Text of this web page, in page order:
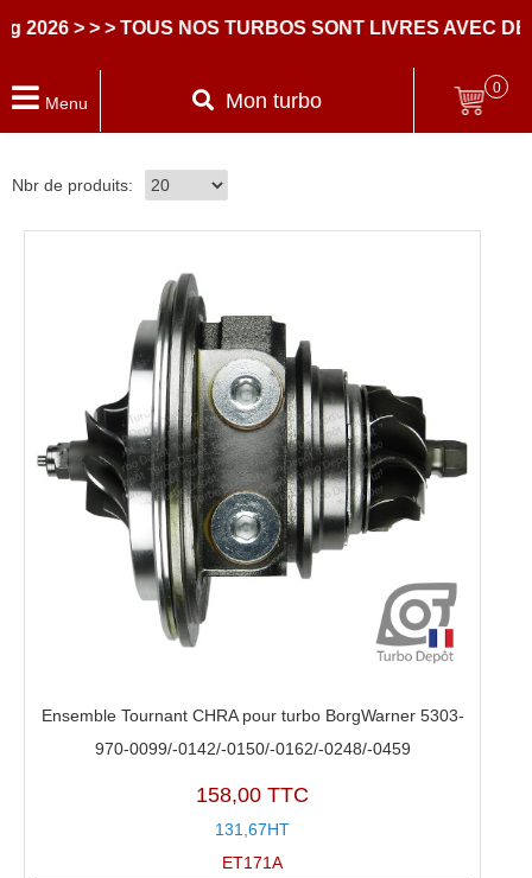
> TOUS NOS TURBOS SONT LIVRES AVEC DES
Menu Mon turbo
0
Nbr de produits:
Ensemble Tournant CHRA pour turbo BorgWarner 5303-
970-0099/-0142/-0150/-0162/-0248/-0459
158,00 TTC
131,67HT
ET171A